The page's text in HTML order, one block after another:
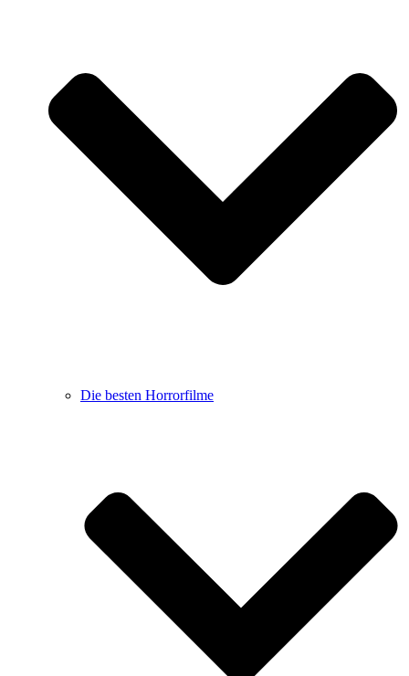
Die besten Horrorfilme